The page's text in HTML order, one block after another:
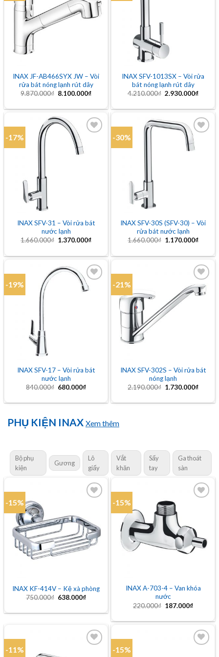
Add to
wishlist
INAX JF-AB466SYX JW – Vòi
rửa bát nóng lạnh rút dây
9.870.000₫ Giá
9.870.000₫.
8.100.000₫Giá
là:
8.100.000₫.
INAX SFV-1013SX – Vòi rửa
bát nóng lạnh rút dây
4.210.000₫ Giá
4.210.000₫.
2.930.000₫Giá
là:
-17%
INAX SFV-31 – Vòi rửa bát
nước lạnh
1.660.000₫ Giá
1.660.000₫.
1.370.000₫Giá
là:
1.370.000₫.
-30%
INAX SFV-30S (SFV-30) – Vòi
rửa bát nước lạnh
1.660.000₫ Giá
1.660.000₫.
1.170.000₫Giá
là:
-19%
INAX SFV-17 – Vòi rửa bát
nước lạnh
840.000₫ Giá
840.000₫.
680.000₫Giá
là:
-21%
INAX SFV-302S – Vòi rửa bát
nóng lạnh
2.190.000₫ Giá
2.190.000₫.
1.730.000₫Giá
là:
PHỤ KIỆN INAX Xem thêm
Bộ phụ
kiện
Gương
Lô
giấy
Vắt
khăn
Sấy
tay
Ga thoát
sàn
-15%
Add to
wishlist
INAX KF-414V – Kệ xà phòng
750.000₫ Giá
750.000₫.
638.000₫Giá
là:
638.000₫.
-15%
wishlist
INAX A-703-4 – Van khóa
nước
220.000₫ Giá
220.000₫.
187.000₫Giá
là:
-11% -15%